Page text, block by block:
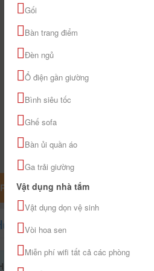
BẢN ĐỒ
GIÁ THAM
Gối
Bàn trang điểm
Đèn ngủ
Ổ điện gần giường
Bình siêu tốc
Ghế sofa
Bàn ủi quần áo
Ga trải giường
Vật dụng nhà tắm
Vật dụng dọn vệ sinh
Vòi hoa sen
Miễn phí wifi tất cả các phòng